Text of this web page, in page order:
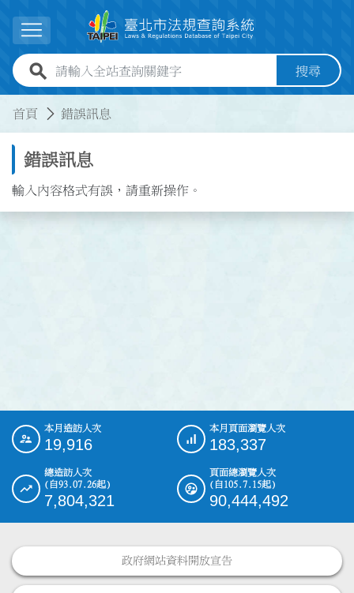
展開選單
全站查詢關鍵字欄位 搜尋
首頁 錯誤訊息
錯誤訊息
輸入內容格式有誤，請重新操作。
::: 本月造訪人次
19,916
本月頁面瀏覽人次
183,337
總造訪人次
(自93.07.26起)
7,804,321
頁面總瀏覽人次
(自105.7.15起)
90,444,492
政府網站資料開放宣告